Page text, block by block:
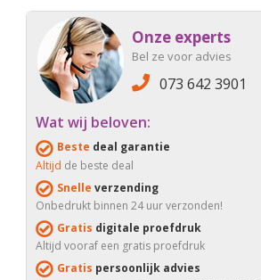
Onze experts
Bel ze voor advies
073 642 3901
Wat wij beloven:
Beste deal garantie
Altijd de beste deal
Snelle verzending
Onbedrukt binnen 24 uur verzonden!
Gratis digitale proefdruk
Altijd vooraf een gratis proefdruk
Gratis persoonlijk advies